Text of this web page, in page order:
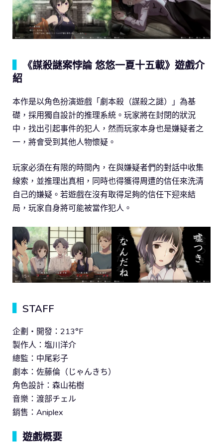
《謀殺謎案悖論 悠悠一夏十五載》遊戲介
紹
本作是以角色扮演遊戲「劇本殺（謀殺之謎）」為基
礎，採用獨自設計的推理系統。玩家將在封閉的狀況
中，找出引起事件的犯人，然而玩家本身也是嫌疑者之
一，將會受到其他人物懷疑。
玩家必須在有限的時間內，在與嫌疑者們的對話中收集
線索，並推理出真相，同時也得獲得周遭的信任來洗清
自己的嫌疑。若遊戲在沒有取得足夠的信任下迎來結
局，玩家自身將可能被當作犯人。
STAFF
企劃・開發：213°F
製作人：塩川洋介
總監：中尾彩子
劇本：佐藤倫（じゃんきち）
角色設計：森山祐樹
音樂：渡部チェル
銷售：Aniplex
遊戲概要